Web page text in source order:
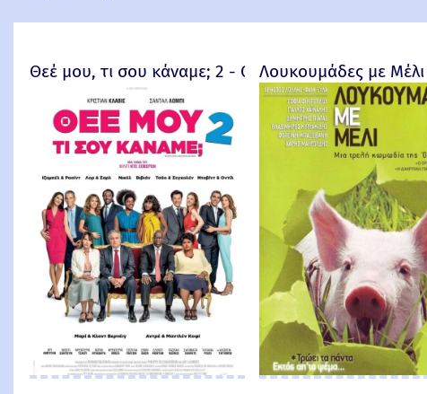
Θεέ μου, τι σου κάναμε; 2 - Qu'est-ce qu'on a
Λουκουμάδες με Μέλι